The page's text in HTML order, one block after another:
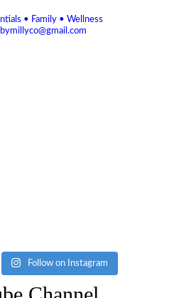
• Family • Wellness
Follow on Instagram